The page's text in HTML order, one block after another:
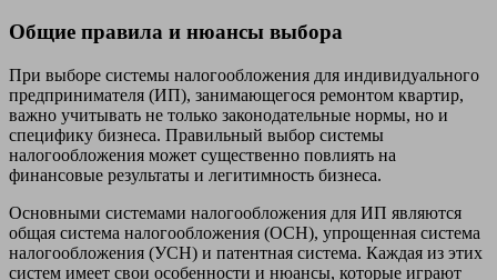
Общие правила и нюансы выбора
При выборе системы налогообложения для индивидуального
предпринимателя (ИП), занимающегося ремонтом квартир,
важно учитывать не только законодательные нормы, но и
специфику бизнеса. Правильный выбор системы
налогообложения может существенно повлиять на
финансовые результаты и легитимность бизнеса.
Основными системами налогообложения для ИП являются
общая система налогообложения (ОСН), упрощенная система
налогообложения (УСН) и патентная система. Каждая из этих
систем имеет свои особенности и нюансы, которые играют